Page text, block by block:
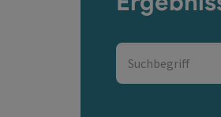
Suchbegriff